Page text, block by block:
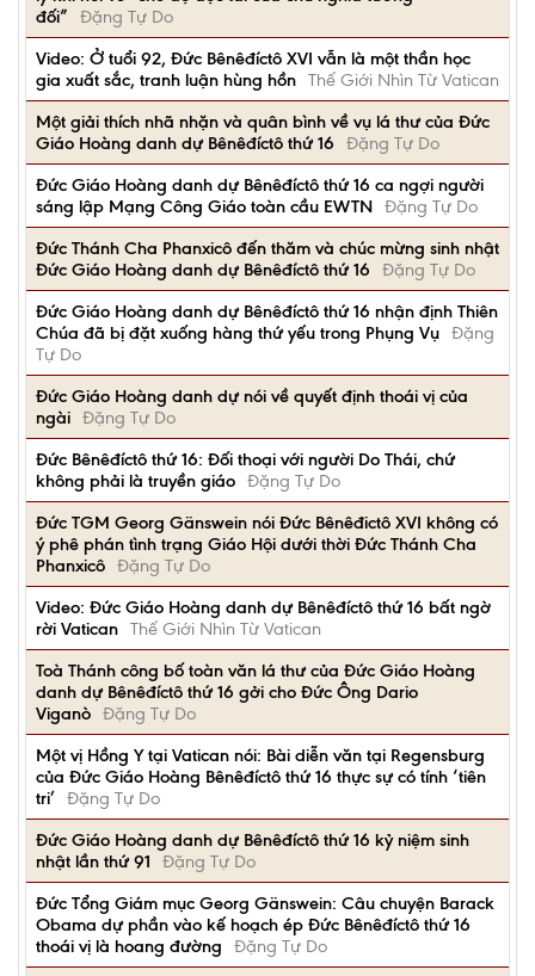
đối”
Đặng Tự Do
Video: Ở tuổi 92, Đức Bênêđíctô XVI vẫn là một thần học
gia xuất sắc, tranh luận hùng hồn Thế Giới Nhìn Từ Vatican
Một giải thích nhã nhặn và quân bình về vụ lá thư của Đức
Giáo Hoàng danh dự Bênêđíctô thứ 16
Đặng Tự Do
Đức Giáo Hoàng danh dự Bênêđíctô thứ 16 ca ngợi người
sáng lập Mạng Công Giáo toàn cầu EWTN Đặng Tự Do
Đức Thánh Cha Phanxicô đến thăm và chúc mừng sinh nhật
Đức Giáo Hoàng danh dự Bênêđíctô thứ 16
Đặng Tự Do
Đức Giáo Hoàng danh dự Bênêđíctô thứ 16 nhận định Thiên
Chúa đã bị đặt xuống hàng thứ yếu trong Phụng Vụ Đặng
Tự Do
Đức Giáo Hoàng danh dự nói về quyết định thoái vị của
ngài Đặng Tự Do
Đức Bênêđíctô thứ 16: Đối thoại với người Do Thái, chứ
không phải là truyền giáo Đặng Tự Do
Ðức TGM Georg Gänswein nói Đức Bênêđictô XVI không có
ý phê phán tình trạng Giáo Hội dưới thời Đức Thánh Cha
Phanxicô Đặng Tự Do
Video: Đức Giáo Hoàng danh dự Bênêđíctô thứ 16 bất ngờ
rời Vatican Thế Giới Nhìn Từ Vatican
Toà Thánh công bố toàn văn lá thư của Đức Giáo Hoàng
danh dự Bênêđíctô thứ 16 gởi cho Đức Ông Dario
Viganò Đặng Tự Do
Một vị Hồng Y tại Vatican nói: Bài diễn văn tại Regensburg
của Đức Giáo Hoàng Bênêđíctô thứ 16 thực sự có tính ‘tiên
tri’ Đặng Tự Do
Đức Giáo Hoàng danh dự Bênêđíctô thứ 16 kỷ niệm sinh
nhật lần thứ 91
Đặng Tự Do
Đức Tổng Giám mục Georg Gänswein: Câu chuyện Barack
Obama dự phần vào kế hoạch ép Đức Bênêđíctô thứ 16
thoái vị là hoang đường
Đặng Tự Do